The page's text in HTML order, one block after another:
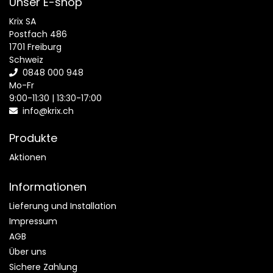
• Eco Inverter-Motor
• PROGRAMME
• Waschprogramme: Eco 40-60, Baumwolle, Synthetik,
Feinwäsche, Schnell 14 Min., Anti-Allergie, Daunen, Seide,
Wolle, Sport, Outdoor, Denim
• Optionen: Startzeitvorwahl, Zeit sparen
• KOMFORT UND SICHERHEIT
• Soft Opening (sanftes Öffnen der Trommel)
• Trommelstopp in oberer Position
• Frontfilter
• Durchflussmesser
• Überlaufschutz
• OPTIONALES ZUBEHÖR
• Magnetischer Kalkschutz M6WMA102
Technische Spezifikationen
Krix SA
Postfach 486
1701 Freiburg
Schweiz
0848 000 948
Mo-Fr
9:00-11:30 | 13:30-17:00
info@krix.ch
Produkte
Aktionen
Informationen
Lieferung und Installation
Impressum
AGB
Über uns
Sichere Zahlung